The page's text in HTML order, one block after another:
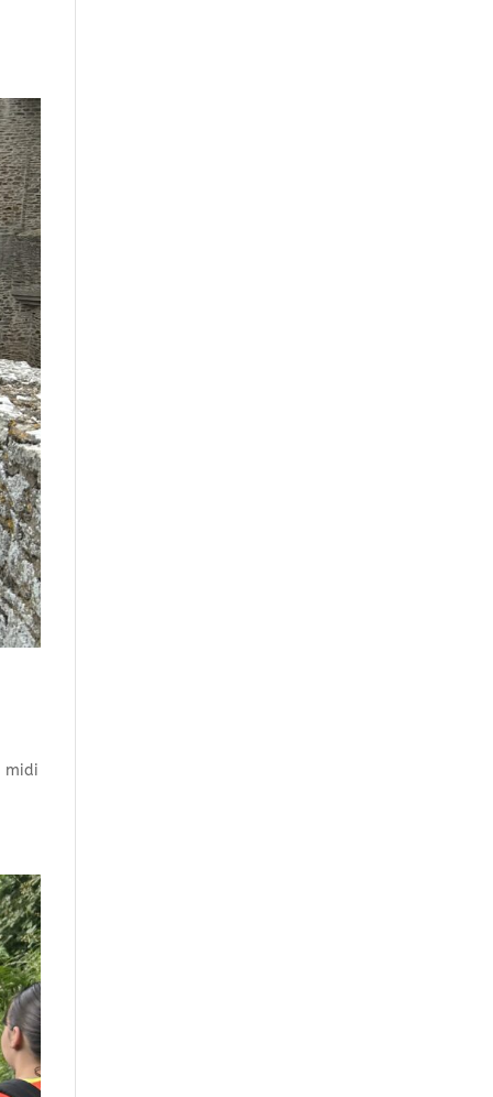
midi